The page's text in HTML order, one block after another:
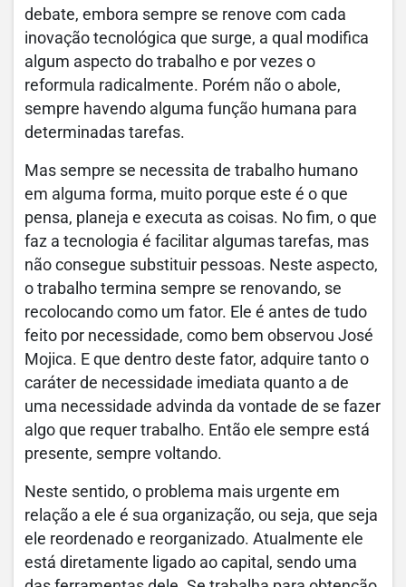
debate, embora sempre se renove com cada
inovação tecnológica que surge, a qual modifica
algum aspecto do trabalho e por vezes o
reformula radicalmente. Porém não o abole,
sempre havendo alguma função humana para
determinadas tarefas.
Mas sempre se necessita de trabalho humano
em alguma forma, muito porque este é o que
pensa, planeja e executa as coisas. No fim, o que
faz a tecnologia é facilitar algumas tarefas, mas
não consegue substituir pessoas. Neste aspecto,
o trabalho termina sempre se renovando, se
recolocando como um fator. Ele é antes de tudo
feito por necessidade, como bem observou José
Mojica. E que dentro deste fator, adquire tanto o
caráter de necessidade imediata quanto a de
uma necessidade advinda da vontade de se fazer
algo que requer trabalho. Então ele sempre está
presente, sempre voltando.
Neste sentido, o problema mais urgente em
relação a ele é sua organização, ou seja, que seja
ele reordenado e reorganizado. Atualmente ele
está diretamente ligado ao capital, sendo uma